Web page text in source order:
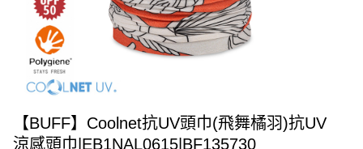
【BUFF】Coolnet抗UV頭巾(飛舞橘羽)抗UV
涼感頭巾|EB1NAL0615|BF135730